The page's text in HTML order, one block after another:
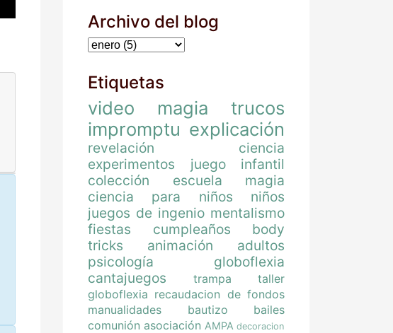
Archivo del blog
Etiquetas
video magia
trucos
impromptu explicación
revelación
ciencia
experimentos
juego
infantil
colección
escuela magia
ciencia para niños
niños
juegos de ingenio mentalismo
fiestas
cumpleaños
body
tricks
animación
adultos
psicología
globoflexia
cantajuegos
trampa
taller
globoflexia recaudacion de fondos
manualidades
bautizo
bailes
comunión asociación AMPA decoracion